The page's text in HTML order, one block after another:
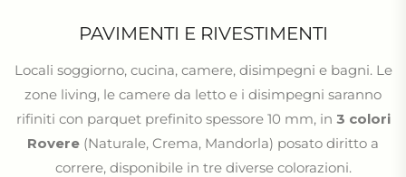
PAVIMENTI E RIVESTIMENTI
Locali soggiorno, cucina, camere, disimpegni e bagni. Le
zone living, le camere da letto e i disimpegni saranno
rifiniti con parquet prefinito spessore 10 mm, in 3 colori
Rovere (Naturale, Crema, Mandorla) posato diritto a
correre, disponibile in tre diverse colorazioni.